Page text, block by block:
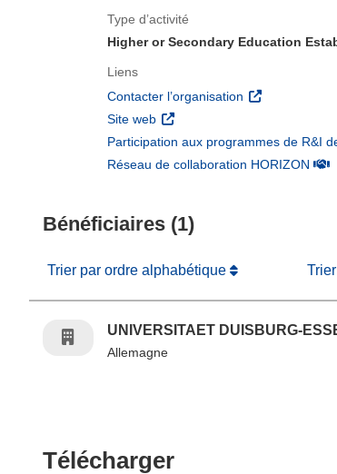
Type d’activité
Higher or Secondary Education
Liens
Contacter l’organisation (s’ouvre dans
Site web (s’ouvre dans une nouvelle
Participation aux programmes de R&I
Réseau de collaboration HORIZON
Bénéficiaires (1)
Trier par ordre alphabétique
UNIVERSITAET DUISBURG-
Allemagne
TéléchargerTélécharger le